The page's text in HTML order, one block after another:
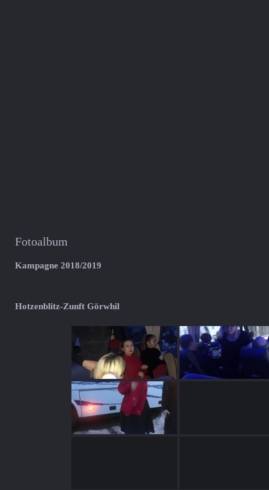
Fotoalbum
Kampagne 2018/2019
Hotzenblitz-Zunft Görwhil